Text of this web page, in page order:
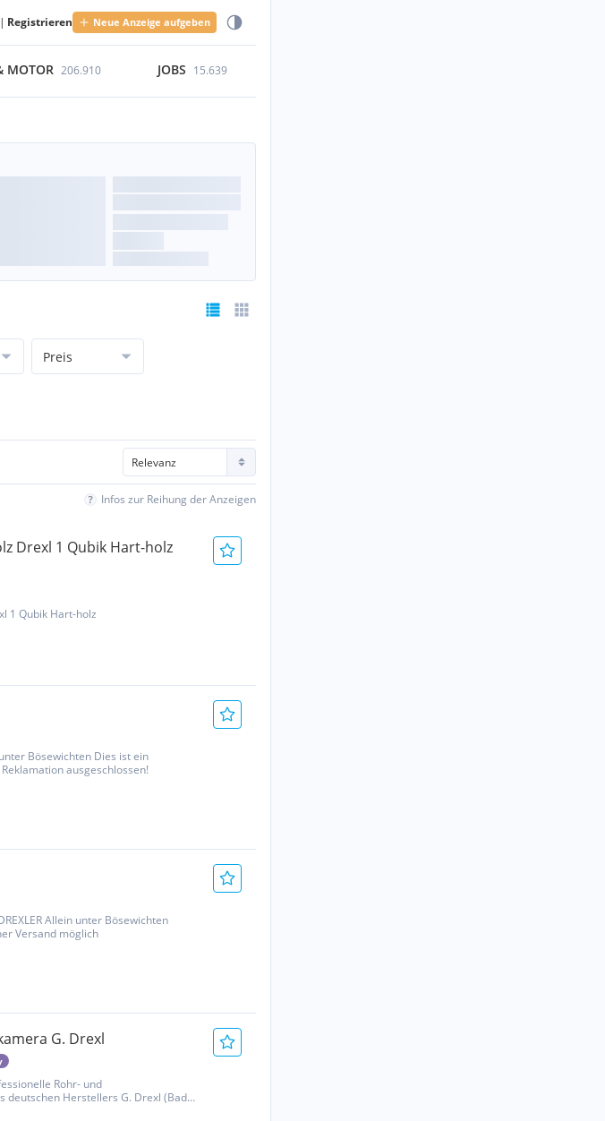
| Registrieren Neue Anzeige aufgeben
MOTOR 206.910 JOBS 15.639
Preis
Infos zur Reihung der Anzeigen
Drexl 1 Qubik Hart-holz
1 Qubik Hart-holz
Bösewichten Dies ist ein
ausgeschlossen!
Allein unter Bösewichten
Versand möglich
G. Drexl
Rohr- und
deutschen Herstellers G. Drexl (Bad